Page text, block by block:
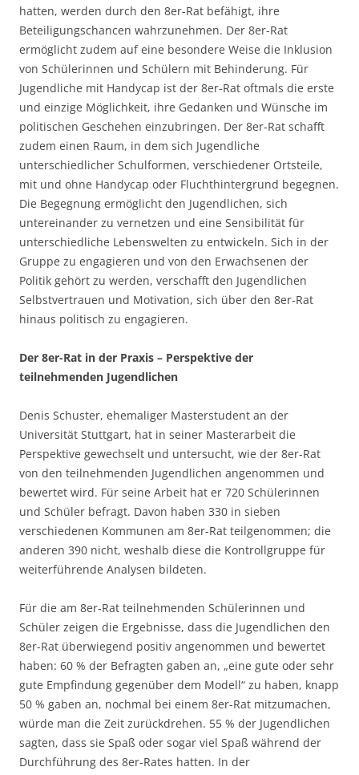
hatten, werden durch den 8er-Rat befähigt, ihre
Beteiligungschancen wahrzunehmen. Der 8er-Rat
ermöglicht zudem auf eine besondere Weise die Inklusion
von Schülerinnen und Schülern mit Behinderung. Für
Jugendliche mit Handycap ist der 8er-Rat oftmals die erste
und einzige Möglichkeit, ihre Gedanken und Wünsche im
politischen Geschehen einzubringen. Der 8er-Rat schafft
zudem einen Raum, in dem sich Jugendliche
unterschiedlicher Schulformen, verschiedener Ortsteile,
mit und ohne Handycap oder Fluchthintergrund begegnen.
Die Begegnung ermöglicht den Jugendlichen, sich
untereinander zu vernetzen und eine Sensibilität für
unterschiedliche Lebenswelten zu entwickeln. Sich in der
Gruppe zu engagieren und von den Erwachsenen der
Politik gehört zu werden, verschafft den Jugendlichen
Selbstvertrauen und Motivation, sich über den 8er-Rat
hinaus politisch zu engagieren.
Der 8er-Rat in der Praxis – Perspektive der
teilnehmenden Jugendlichen
Denis Schuster, ehemaliger Masterstudent an der
Universität Stuttgart, hat in seiner Masterarbeit die
Perspektive gewechselt und untersucht, wie der 8er-Rat
von den teilnehmenden Jugendlichen angenommen und
bewertet wird. Für seine Arbeit hat er 720 Schülerinnen
und Schüler befragt. Davon haben 330 in sieben
verschiedenen Kommunen am 8er-Rat teilgenommen; die
anderen 390 nicht, weshalb diese die Kontrollgruppe für
weiterführende Analysen bildeten.
Für die am 8er-Rat teilnehmenden Schülerinnen und
Schüler zeigen die Ergebnisse, dass die Jugendlichen den
8er-Rat überwiegend positiv angenommen und bewertet
haben: 60 % der Befragten gaben an, „eine gute oder sehr
gute Empfindung gegenüber dem Modell“ zu haben, knapp
50 % gaben an, nochmal bei einem 8er-Rat mitzumachen,
würde man die Zeit zurückdrehen. 55 % der Jugendlichen
sagten, dass sie Spaß oder sogar viel Spaß während der
Durchführung des 8er-Rates hatten. In der